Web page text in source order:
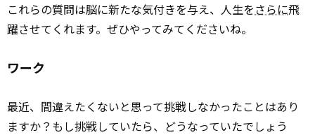
これらの質問は脳に新たな気付きを与え、人生をさらに飛
躍させてくれます。ぜひやってみてくださいね。
ワーク
最近、間違えたくないと思って挑戦しなかったことはあり
ますか？もし挑戦していたら、どうなっていたでしょう